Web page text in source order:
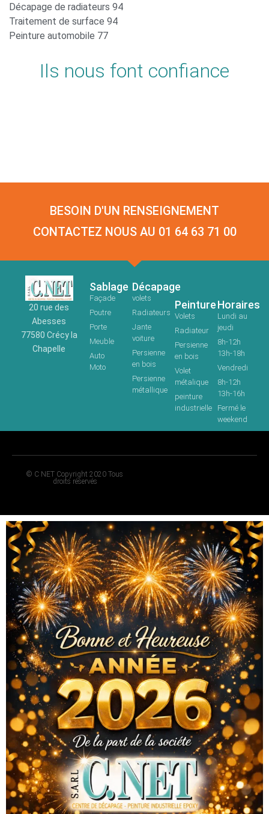
Décapage de radiateurs 94
Traitement de surface 94
Peinture automobile 77
Ils nous font confiance
BESOIN D'UN RENSEIGNEMENT
CONTACTEZ NOUS AU 01 64 63 71 00
20 rue des
Abesses
77580 Crécy la
Chapelle
Sablage
Façade
Poutre
Porte
Meuble
Auto
Moto
Décapage
volets
Radiateurs
Jante
voiture
Persienne
en bois
Persienne
métallique
Peinture
Volets
Radiateur
Persienne
en bois
Volet
métalique
peinture
industrielle
Horaires
Lundi au
jeudi
8h-12h
13h-18h
Vendredi
8h-12h
13h-16h
Fermé le
weekend
© C NET Copyright 2020 Tous
droits réservés